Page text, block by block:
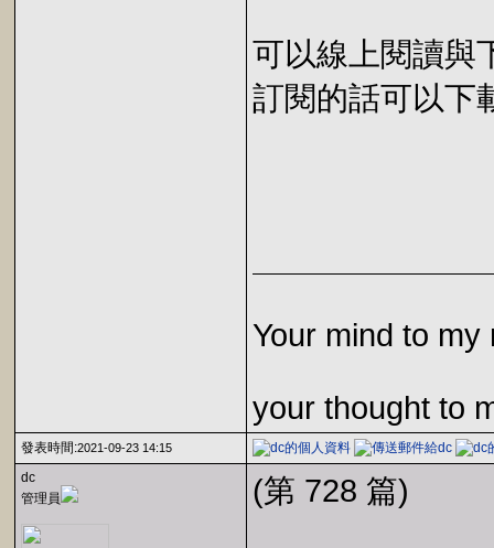
可以線上閱讀與
訂閱的話可以下
Your mind to my
your thought to
發表時間:2021-09-23 14:15
dc
管理員
(第 728 篇)